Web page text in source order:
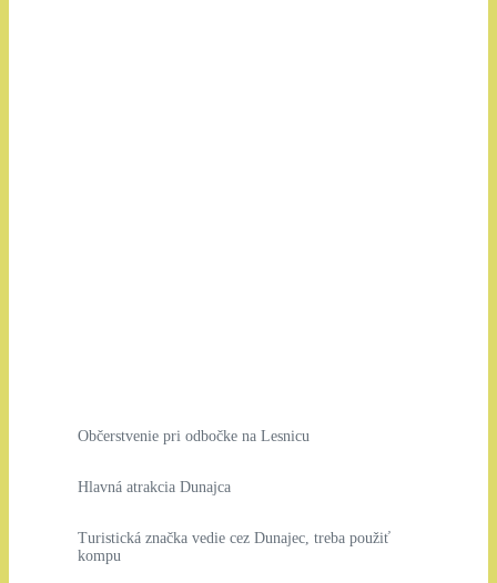
Občerstvenie pri odbočke na Lesnicu
Hlavná atrakcia Dunajca
Turistická značka vedie cez Dunajec, treba použiť
kompu